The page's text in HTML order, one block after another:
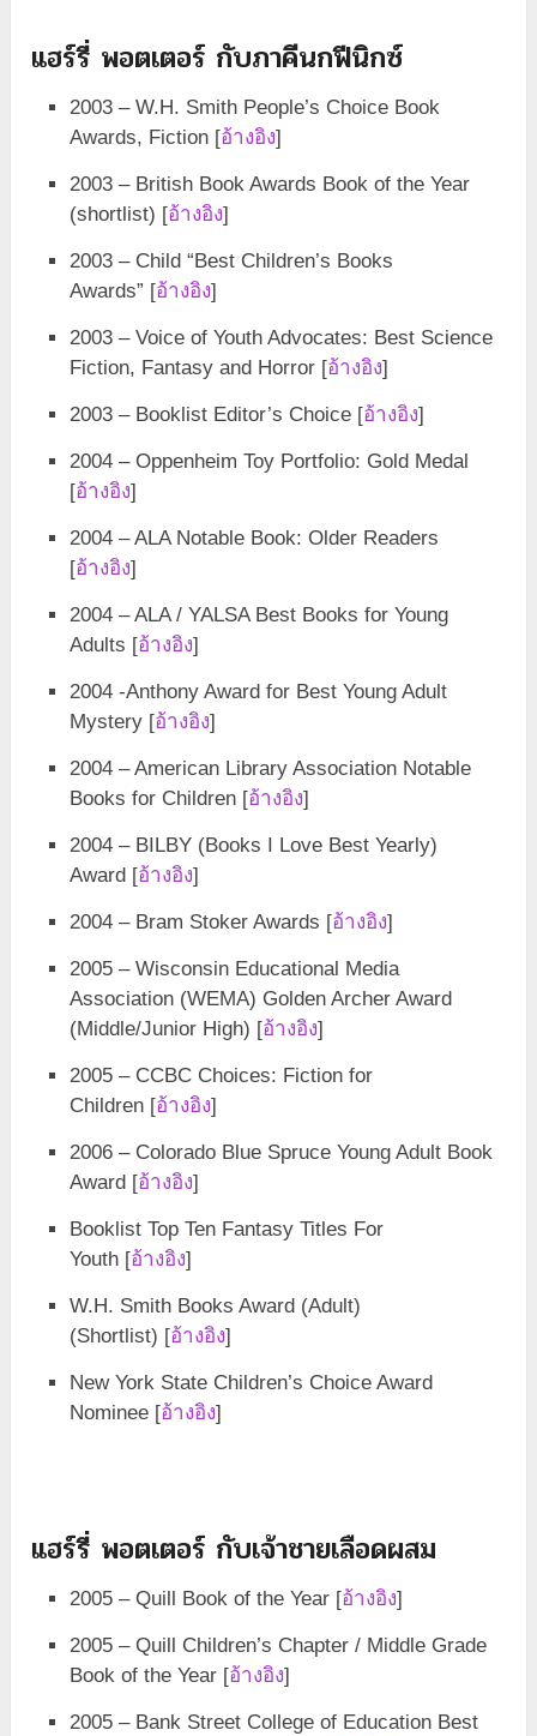
แฮร์รี่ พอตเตอร์ กับภาคีนกฟีนิกซ์
2003 – W.H. Smith People’s Choice Book
Awards, Fiction [อ้างอิง]
2003 – British Book Awards Book of the Year
(shortlist) [อ้างอิง]
2003 – Child “Best Children’s Books
Awards” [อ้างอิง]
2003 – Voice of Youth Advocates: Best Science
Fiction, Fantasy and Horror [อ้างอิง]
2003 – Booklist Editor’s Choice [อ้างอิง]
2004 – Oppenheim Toy Portfolio: Gold Medal
[อ้างอิง]
2004 – ALA Notable Book: Older Readers
[อ้างอิง]
2004 – ALA / YALSA Best Books for Young
Adults [อ้างอิง]
2004 -Anthony Award for Best Young Adult
Mystery [อ้างอิง]
2004 – American Library Association Notable
Books for Children [อ้างอิง]
2004 – BILBY (Books I Love Best Yearly)
Award [อ้างอิง]
2004 – Bram Stoker Awards [อ้างอิง]
2005 – Wisconsin Educational Media
Association (WEMA) Golden Archer Award
(Middle/Junior High) [อ้างอิง]
2005 – CCBC Choices: Fiction for
Children [อ้างอิง]
2006 – Colorado Blue Spruce Young Adult Book
Award [อ้างอิง]
Booklist Top Ten Fantasy Titles For
Youth [อ้างอิง]
W.H. Smith Books Award (Adult)
(Shortlist) [อ้างอิง]
New York State Children’s Choice Award
Nominee [อ้างอิง]
แฮร์รี่ พอตเตอร์ กับเจ้าชายเลือดผสม
2005 – Quill Book of the Year [อ้างอิง]
2005 – Quill Children’s Chapter / Middle Grade
Book of the Year [อ้างอิง]
2005 – Bank Street College of Education Best